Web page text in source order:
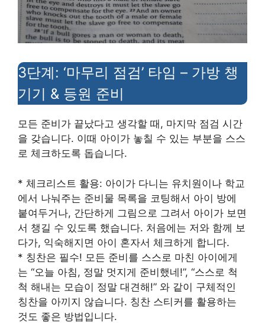
3단계: ‘마무리 점검’ 타임 – 가방 챙
기기 & 등원 준비
모든 준비가 끝났다고 생각할 때, 마지막 점검 시간
을 갖습니다. 이때 아이가 놓칠 수 있는 부분을 스스
로 체크하도록 돕습니다.
* 체크리스트 활용: 아이가 다니는 유치원이나 학교
에서 나눠주는 준비물 목록을 코팅해서 아이 방에
붙여두거나, 간단하게 그림으로 그려서 아이가 보면
서 챙길 수 있도록 했습니다. 처음에는 저와 함께 보
다가, 익숙해지면 아이 혼자서 체크하게 합니다.
* 칭찬은 필수! 모든 준비를 스스로 마친 아이에게
는 “오늘 아침, 정말 멋지게 준비했네!”, “스스로 척
척 해내는 모습이 정말 대견해!” 와 같이 구체적인
칭찬을 아끼지 않습니다. 칭찬 스티커를 활용하는
것도 좋은 방법입니다.